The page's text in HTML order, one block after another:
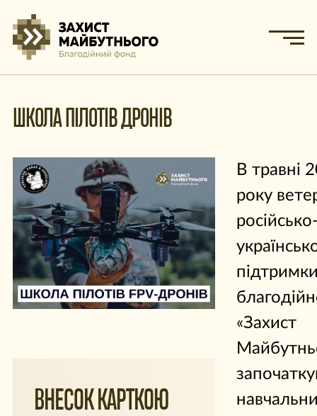
ШКОЛА ПІЛОТІВ ДРОНІВ
В травні
року
«Захист
ВНЕСОК КАРТКОЮ